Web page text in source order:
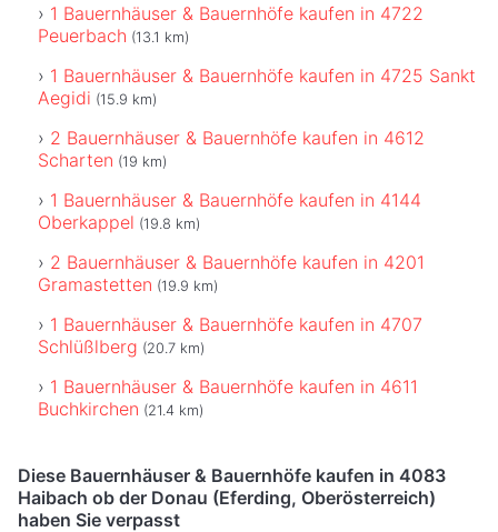
1 Bauernhäuser & Bauernhöfe kaufen in 4722
Peuerbach (13.1 km)
1 Bauernhäuser & Bauernhöfe kaufen in 4725 Sankt
Aegidi (15.9 km)
2 Bauernhäuser & Bauernhöfe kaufen in 4612
Scharten (19 km)
1 Bauernhäuser & Bauernhöfe kaufen in 4144
Oberkappel (19.8 km)
2 Bauernhäuser & Bauernhöfe kaufen in 4201
Gramastetten (19.9 km)
1 Bauernhäuser & Bauernhöfe kaufen in 4707
Schlüßlberg (20.7 km)
1 Bauernhäuser & Bauernhöfe kaufen in 4611
Buchkirchen (21.4 km)
Diese Bauernhäuser & Bauernhöfe kaufen in 4083
Haibach ob der Donau (Eferding, Oberösterreich)
haben Sie verpasst